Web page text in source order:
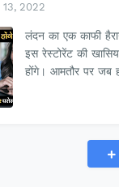
2022
लंदन का एक काफी
इस रेस्टोरेंट की
होंगे। आमतौर पर जब